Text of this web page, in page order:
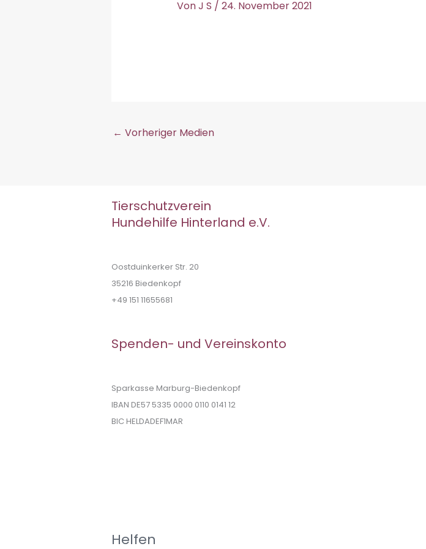
VonJ S / 24. November 2021
← Vorheriger Medien
Tierschutzverein
Hundehilfe Hinterland e.V.
Oostduinkerker Str. 20
35216 Biedenkopf
+49 151 11655681
Spenden- und Vereinskonto
Sparkasse Marburg-Biedenkopf
IBAN DE57 5335 0000 0110 0141 12
BIC HELDADEF1MAR
Helfen